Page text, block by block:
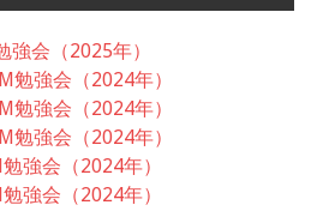
強会（2025年）
勉強会（2024年）
勉強会（2024年）
勉強会（2024年）
強会（2024年）
強会（2024年）